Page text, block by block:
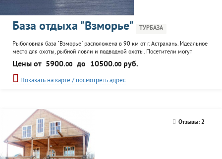
База отдыха "Взморье" ТУРБАЗА
Рыболовная база "Взморье" расположена в 90 км от г. Астрахань. Идеальное
место для охоты, рыбной ловли и подводной охоты. Посетители могут
получить консультацию опытных егерей. В стоимость входит встреча в
аэропорту или на ж/д вокзале, трансфер, лодка с мотором в сопровождении
егеря (на двух человек). Гости могут воспользоваться услугами
экскурсионного обслуживания, кафе-бара...
Цены от 5900.00 до 10500.00 руб.
Показать на карте / посмотреть адрес
Отзывы: 2